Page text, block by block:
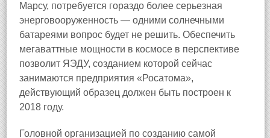
Марсу, потребуется гораздо более серьезная
энерговооруженность — одними солнечными
батареями вопрос будет не решить. Обеспечить
мегаваттные мощности в космосе в перспективе
позволит ЯЭДУ, созданием которой сейчас
занимаются предприятия «Росатома»,
действующий образец должен быть построен к
2018 году.
Головной организацией по созданию самой